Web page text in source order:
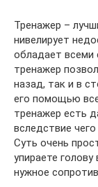
Тренажер –
нивелирует
обладает всеми
тренажер
назад, так и в
его помощью
тренажер есть
вследствие
Суть очень
упираете
нужное